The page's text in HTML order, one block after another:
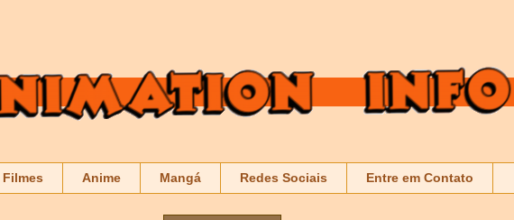
Filmes Anime Mangá Redes Sociais Entre em Contato